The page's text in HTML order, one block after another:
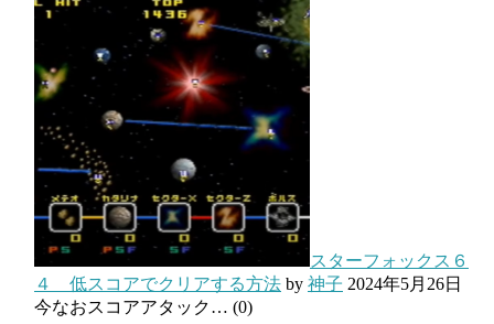
スターフォックス６
４ 低スコアでクリアする方法 by 神子 2024年5月26日
今なおスコアアタック… (0)